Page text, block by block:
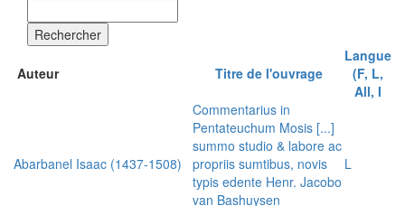
Rechercher
Auteur Titre de l'ouvrage
Langue
(F, L,
All, I
Abarbanel Isaac (1437-1508)
Commentarius in
Pentateuchum Mosis [...]
summo studio & labore ac
propriis sumtibus, novis
typis edente Henr. Jacobo
van Bashuysen
L